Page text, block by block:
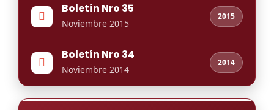
Boletín Nro 35
Noviembre 2015
2015
Boletín Nro 34
Noviembre 2014
2014